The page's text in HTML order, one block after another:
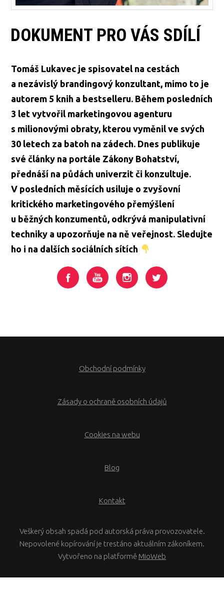
DOKUMENT PRO VÁS SDÍLÍ
Tomáš Lukavec je spisovatel na cestách
a nezávislý brandingový konzultant, mimo to je
autorem 5 knih a bestselleru. Během posledních
3 let vytvořil marketingovou agenturu
s milionovými obraty, kterou vyměnil ve svých
30 letech za batoh na zádech. Dnes publikuje
své články na portále Zákony Bohatství,
přednáší na půdách univerzit či konzultuje.
V posledních měsících usiluje o zvyšovní
kritického marketingového přemýšlení
u běžných konzumentů, odkrývá manipulativní
techniky a upozorňuje na ně veřejnost. Sledujte
ho i na dalších sociálních sítích
Obchodní podmínky
Zásady o ochraně osobních údajů
Cookies na webu
Blog
Kontakt
Veškerý obsah spadá pod autorská práva provozovatele.
Nepovolené kopírování je trestáno aktuálním zákoníkem.
Vytvořeno na platformě MioWeb